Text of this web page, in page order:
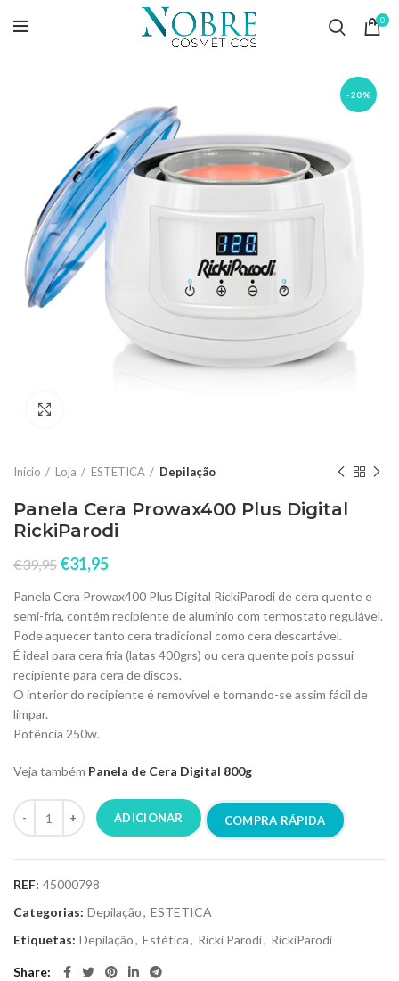
0
-20%
Início Loja ESTETICA Depilação
Panela Cera Prowax400 Plus Digital
RickiParodi
€39,95 €31,95
Panela Cera Prowax400 Plus Digital RickiParodi de cera quente e
semi-fria, contém recipiente de alumínio com termostato regulável.
Pode aquecer tanto cera tradicional como cera descartável.
É ideal para cera fria (latas 400grs) ou cera quente pois possui
recipiente para cera de discos.
O interior do recipiente é removível e tornando-se assim fácil de
limpar.
Potência 250w.
Veja também Panela de Cera Digital 800g
ADICIONAR COMPRA RÁPIDA
REF: 45000798
Categorias: Depilação, ESTETICA
Etiquetas: Depilação, Estética, Ricki Parodi, RickiParodi
Share